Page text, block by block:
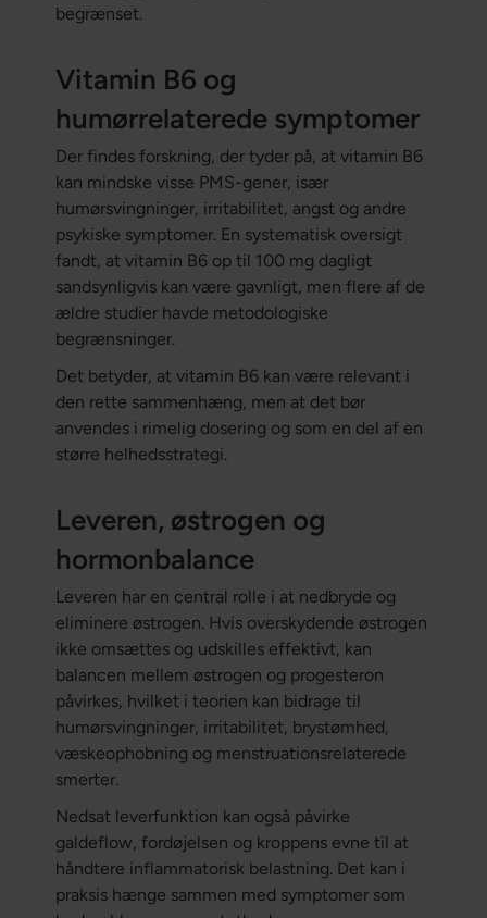
begrænset.
Vitamin B6 og
humørrelaterede symptomer
Der findes forskning, der tyder på, at vitamin B6
kan mindske visse PMS-gener, især
humørsvingninger, irritabilitet, angst og andre
psykiske symptomer. En systematisk oversigt
fandt, at vitamin B6 op til 100 mg dagligt
sandsynligvis kan være gavnligt, men flere af de
ældre studier havde metodologiske
begrænsninger.
Det betyder, at vitamin B6 kan være relevant i
den rette sammenhæng, men at det bør
anvendes i rimelig dosering og som en del af en
større helhedsstrategi.
Leveren, østrogen og
hormonbalance
Leveren har en central rolle i at nedbryde og
eliminere østrogen. Hvis overskydende østrogen
ikke omsættes og udskilles effektivt, kan
balancen mellem østrogen og progesteron
påvirkes, hvilket i teorien kan bidrage til
humørsvingninger, irritabilitet, brystømhed,
væskeophobning og menstruationsrelaterede
smerter.
Nedsat leverfunktion kan også påvirke
galdeflow, fordøjelsen og kroppens evne til at
håndtere inflammatorisk belastning. Det kan i
praksis hænge sammen med symptomer som